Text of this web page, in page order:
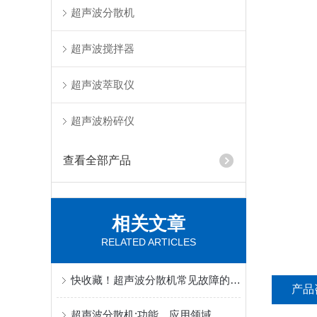
超声波分散机
超声波搅拌器
超声波萃取仪
超声波粉碎仪
查看全部产品
相关文章
RELATED ARTICLES
快收藏！超声波分散机常见故障的对应解决妙招
产品